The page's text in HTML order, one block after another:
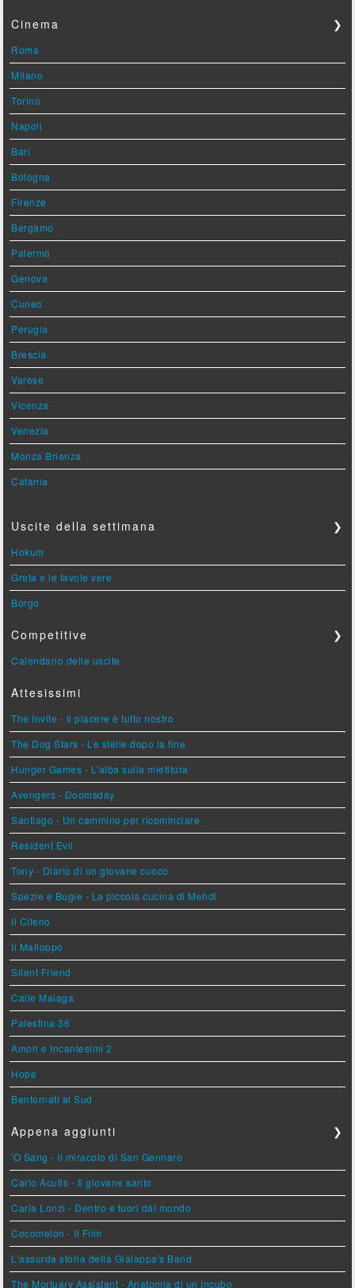
Cinema ❯
Roma
Milano
Torino
Napoli
Bari
Bologna
Firenze
Bergamo
Palermo
Genova
Cuneo
Perugia
Brescia
Varese
Vicenza
Venezia
Monza Brianza
Catania
Uscite della settimana ❯
Hokum
Greta e le favole vere
Borgo
Competitive ❯
Calendario delle uscite
Attesissimi
The Invite - Il piacere è tutto nostro
The Dog Stars - Le stelle dopo la fine
Hunger Games - L'alba sulla mietitura
Avengers - Doomsday
Santiago - Un cammino per ricominciare
Resident Evil
Tony - Diario di un giovane cuoco
Spezie e Bugie - La piccola cucina di Mehdi
Il Cileno
Il Malloppo
Silent Friend
Calle Malaga
Palestina 36
Amori e Incantesimi 2
Hope
Bentornati al Sud
Appena aggiunti ❯
'O Sang - Il miracolo di San Gennaro
Carlo Acutis - Il giovane santo
Carla Lonzi - Dentro e fuori dal mondo
Cocomelon - Il Film
L'assurda storia della Gialappa's Band
The Mortuary Assistant - Anatomia di un Incubo